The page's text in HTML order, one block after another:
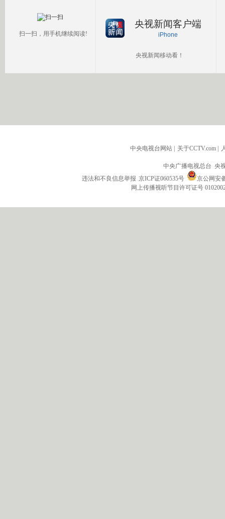
扫一扫，用手机继续阅读!
央视新闻客户端
iPhone
央视新闻移动看！
中央电视台网站 关于CCTV.com
中央广播电视总台 央
违法和不良信息举报 京ICP证060535号
京公网安
网上传播视听节目许可证号